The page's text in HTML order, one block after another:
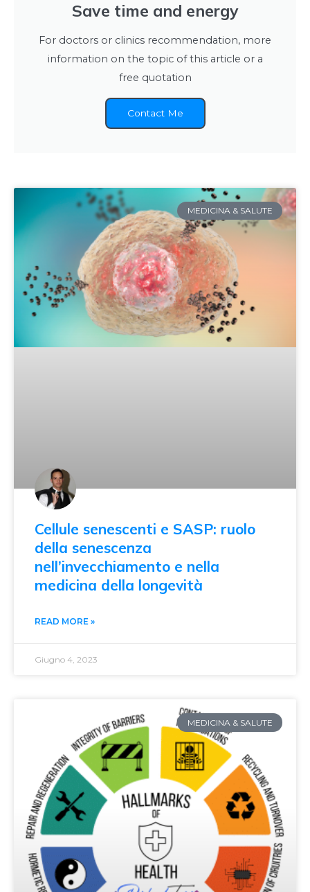
Save time and energy
For doctors or clinics recommendation, more
information on the topic of this article or a
free quotation
Contact Me
MEDICINA & SALUTE
Cellule senescenti e SASP: ruolo
della senescenza
nell’invecchiamento e nella
medicina della longevità
READ MORE »
Giugno 4, 2023
MEDICINA & SALUTE